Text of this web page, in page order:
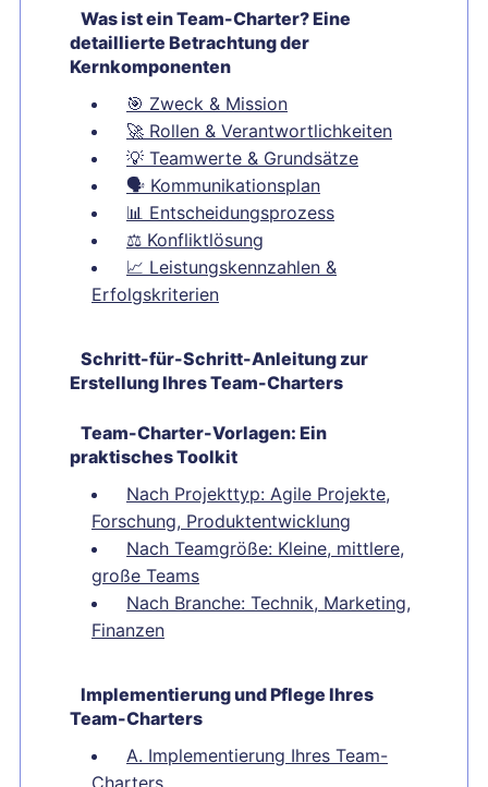
Was ist ein Team-Charter? Eine
detaillierte Betrachtung der
Kernkomponenten
🎯 Zweck & Mission
🚀 Rollen & Verantwortlichkeiten
💡 Teamwerte & Grundsätze
🗣️ Kommunikationsplan
📊 Entscheidungsprozess
⚖️ Konfliktlösung
📈 Leistungskennzahlen &
Erfolgskriterien
Schritt-für-Schritt-Anleitung zur
Erstellung Ihres Team-Charters
Team-Charter-Vorlagen: Ein
praktisches Toolkit
Nach Projekttyp: Agile Projekte,
Forschung, Produktentwicklung
Nach Teamgröße: Kleine, mittlere,
große Teams
Nach Branche: Technik, Marketing,
Finanzen
Implementierung und Pflege Ihres
Team-Charters
A. Implementierung Ihres Team-
Charters